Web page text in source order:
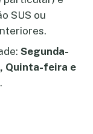
SUS ou
Segunda-
Quinta-feira e
.